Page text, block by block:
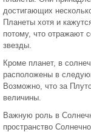
достигающих
Планеты хотя и
потому, что отражают
звезды.
Кроме планет, в
расположены в
Возможно, что за
величины.
Важную роль в
пространство